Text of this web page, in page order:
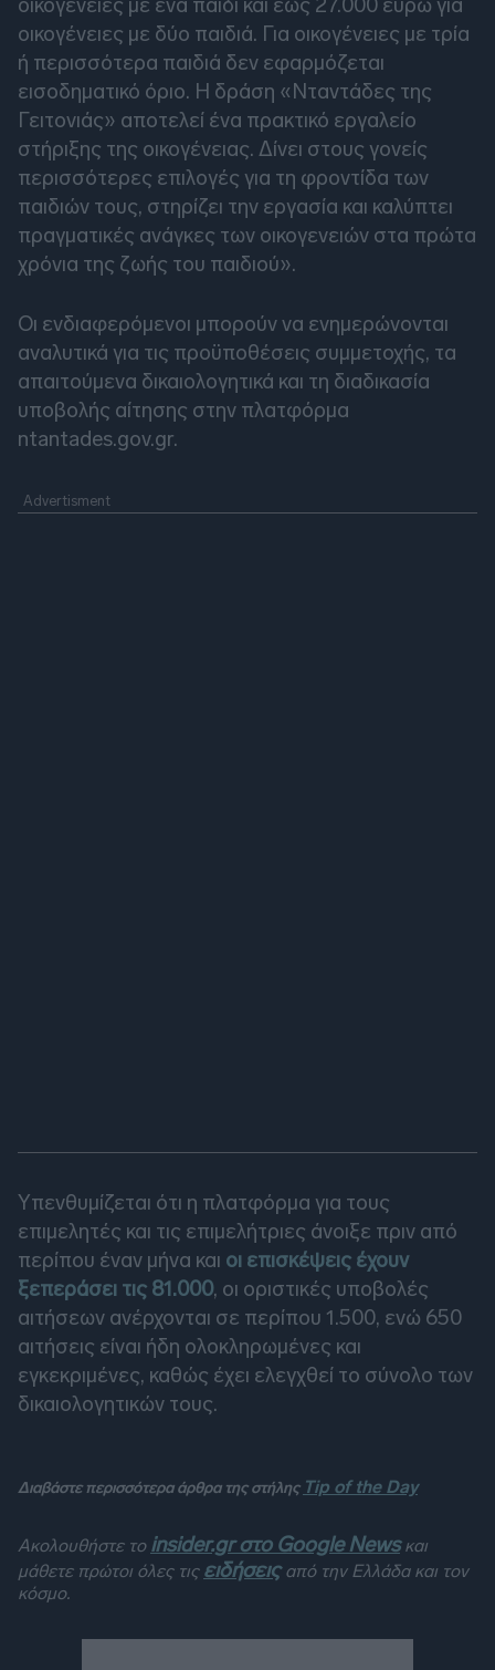
οικογένειες με δύο παιδιά. Για οικογένειες με τρία
ή περισσότερα παιδιά δεν εφαρμόζεται
εισοδηματικό όριο. Η δράση «Νταντάδες της
Γειτονιάς» αποτελεί ένα πρακτικό εργαλείο
στήριξης της οικογένειας. Δίνει στους γονείς
περισσότερες επιλογές για τη φροντίδα των
παιδιών τους, στηρίζει την εργασία και καλύπτει
πραγματικές ανάγκες των οικογενειών στα πρώτα
χρόνια της ζωής του παιδιού».
Οι ενδιαφερόμενοι μπορούν να ενημερώνονται
αναλυτικά για τις προϋποθέσεις συμμετοχής, τα
απαιτούμενα δικαιολογητικά και τη διαδικασία
υποβολής αίτησης στην πλατφόρμα
ntantades.gov.gr.
Υπενθυμίζεται ότι η πλατφόρμα για τους
επιμελητές και τις επιμελήτριες άνοιξε πριν από
περίπου έναν μήνα και οι επισκέψεις έχουν
ξεπεράσει τις 81.000, οι οριστικές υποβολές
αιτήσεων ανέρχονται σε περίπου 1.500, ενώ 650
αιτήσεις είναι ήδη ολοκληρωμένες και
εγκεκριμένες, καθώς έχει ελεγχθεί το σύνολο των
δικαιολογητικών τους.
Διαβάστε περισσότερα άρθρα της στήλης Tip of the Day
Ακολουθήστε το insider.gr στο Google Newsκαι
μάθετε πρώτοι όλες τις ειδήσειςαπό την Ελλάδα και τον
κόσμο.